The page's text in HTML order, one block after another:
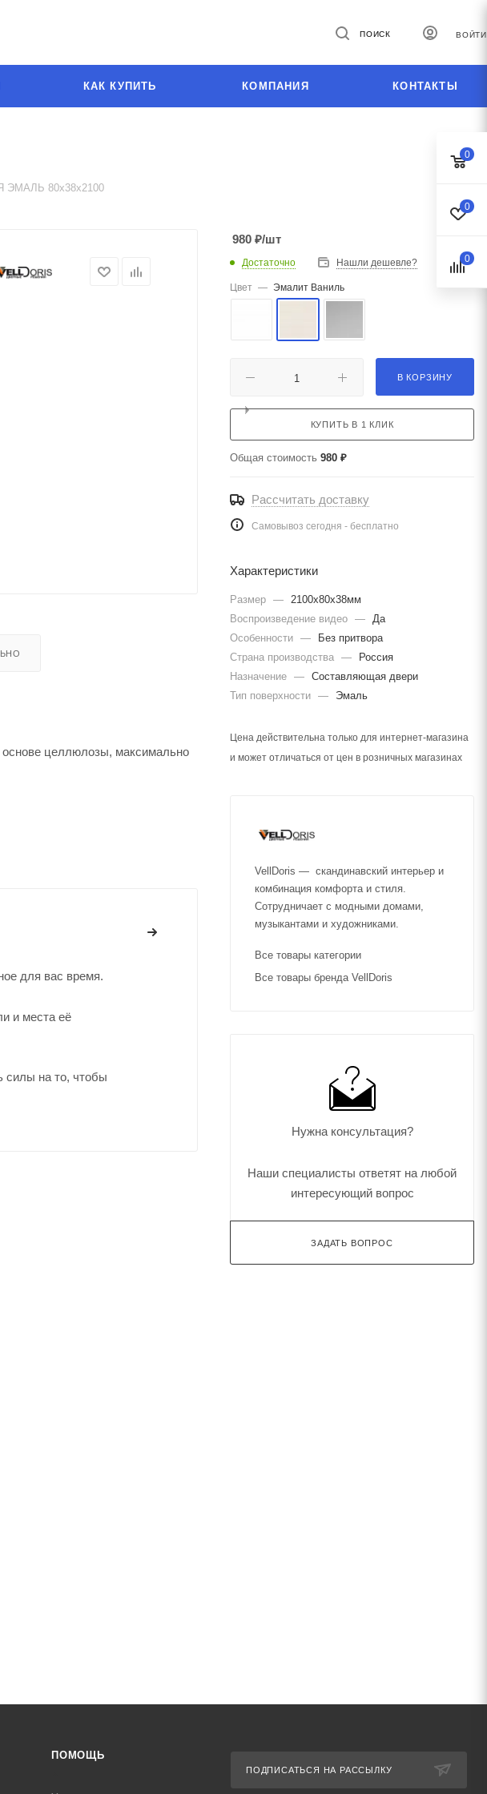
ПОИСК ВОЙТИ
КАК КУПИТЬ КОМПАНИЯ КОНТАКТЫ
80х38х2100
целлюлозы, максимально
для вас время.
и места её
силы на то, чтобы
980 ₽/шт
Достаточно Нашли дешевле?
Цвет — Эмалит Ваниль
В КОРЗИНУ
КУПИТЬ В 1 КЛИК
Общая стоимость 980 ₽
Рассчитать доставку
Самовывоз сегодня - бесплатно
Характеристики
Размер — 2100х80х38мм
Воспроизведение видео — Да
Особенности —
Без притвора
Страна производства —
Россия
Назначение — Составляющая двери
Тип поверхности — Эмаль
Цена действительна только для интернет-магазина
и может отличаться от цен в розничных магазинах
VellDoris — скандинавский интерьер и
комбинация комфорта и стиля.
Сотрудничает с модными домами,
музыкантами и художниками.
Все товары категории
Все товары бренда VellDoris
Нужна консультация?
Наши специалисты ответят на любой
интересующий вопрос
ЗАДАТЬ ВОПРОС
ПОМОЩЬ
ПОДПИСАТЬСЯ НА РАССЫЛКУ
0
0
0